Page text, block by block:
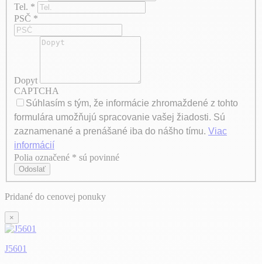
Tel. *
PSČ *
Dopyt
CAPTCHA
Súhlasím s tým, že informácie zhromaždené z tohto
formulára umožňujú spracovanie vašej žiadosti. Sú
zaznamenané a prenášané iba do nášho tímu. Viac
informácií
Axeptio consent
Polia označené * sú povinné
Odoslať
Pridané do cenovej ponuky
×
J5601